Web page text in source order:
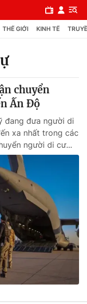
THẾ GIỚI KINH TẾ
chuyển
Ấn Độ
đang đưa người di
xa nhất trong các
người di cư...